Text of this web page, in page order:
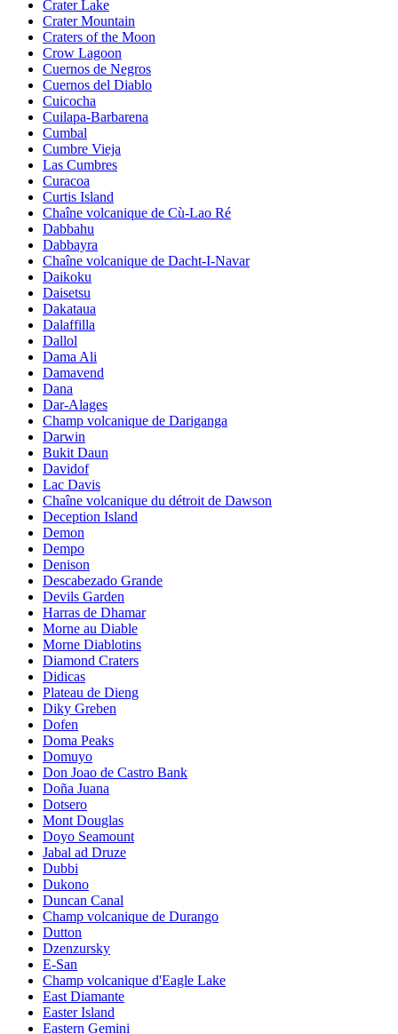
Crater Lake
Crater Mountain
Craters of the Moon
Crow Lagoon
Cuernos de Negros
Cuernos del Diablo
Cuicocha
Cuilapa-Barbarena
Cumbal
Cumbre Vieja
Las Cumbres
Curacoa
Curtis Island
Chaîne volcanique de Cù-Lao Ré
Dabbahu
Dabbayra
Chaîne volcanique de Dacht-I-Navar
Daikoku
Daisetsu
Dakataua
Dalaffilla
Dallol
Dama Ali
Damavend
Dana
Dar-Alages
Champ volcanique de Dariganga
Darwin
Bukit Daun
Davidof
Lac Davis
Chaîne volcanique du détroit de Dawson
Deception Island
Demon
Dempo
Denison
Descabezado Grande
Devils Garden
Harras de Dhamar
Morne au Diable
Morne Diablotins
Diamond Craters
Didicas
Plateau de Dieng
Diky Greben
Dofen
Doma Peaks
Domuyo
Don Joao de Castro Bank
Doña Juana
Dotsero
Mont Douglas
Doyo Seamount
Jabal ad Druze
Dubbi
Dukono
Duncan Canal
Champ volcanique de Durango
Dutton
Dzenzursky
E-San
Champ volcanique d'Eagle Lake
East Diamante
Easter Island
Eastern Gemini